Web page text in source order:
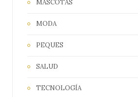
MASCOTAS
MODA
PEQUES
SALUD
TECNOLOGÍA